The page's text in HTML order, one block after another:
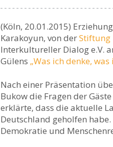
(Köln, 20.01.2015)
Karakoyun, von derStiftung
Interkultureller Dialog e.V.
Gülens „Was ich denke,
Nach einer Präsentation
Bukow die Fragen der
erklärte, dass die aktuelle
Deutschland geholfen
Demokratie und